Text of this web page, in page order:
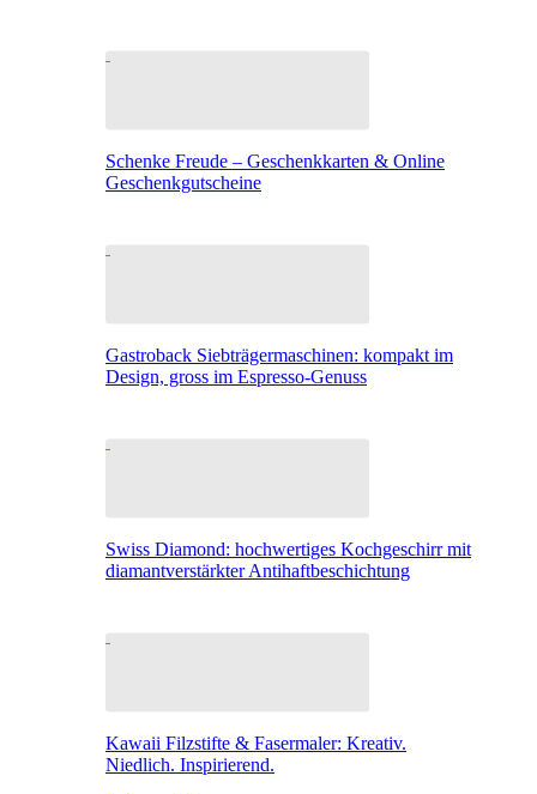
Schenke Freude – Geschenkkarten & Online
Geschenkgutscheine
Gastroback Siebträgermaschinen: kompakt im
Design, gross im Espresso-Genuss
Swiss Diamond: hochwertiges Kochgeschirr mit
diamantverstärkter Antihaftbeschichtung
Kawaii Filzstifte & Fasermaler: Kreativ.
Niedlich. Inspirierend.